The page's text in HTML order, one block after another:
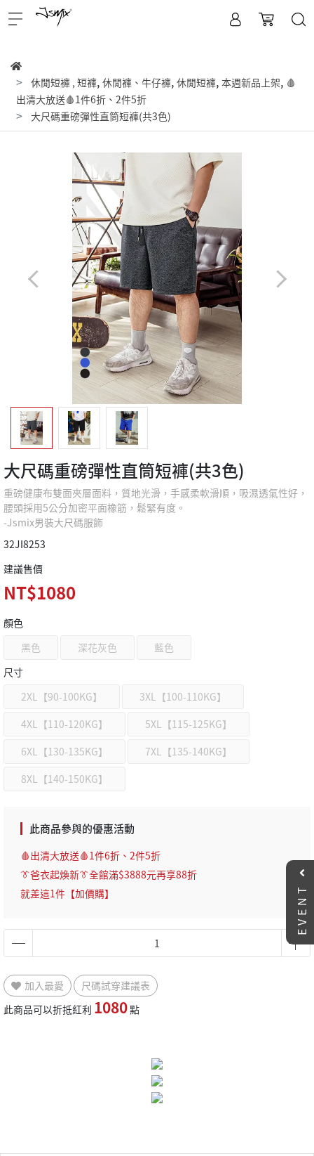
休閒短褲 , 短褲, 休閒褲、牛仔褲, 休閒短褲, 本週新品上架, 🩸
出清大放送🩸1件6折、2件5折
大尺碼重磅彈性直筒短褲(共3色)
大尺碼重磅彈性直筒短褲(共3色)
重磅健康布雙面夾層面料，質地光滑，手感柔軟滑順，吸濕透氣性好，
腰頭採用5公分加密平面橡筋，鬆緊有度。
-Jsmix男裝大尺碼服飾
32JI8253
建議售價
NT$1080
顏色
黑色
深花灰色
藍色
尺寸
2XL【90-100KG】
3XL【100-110KG】
4XL【110-120KG】
5XL【115-125KG】
6XL【130-135KG】
7XL【135-140KG】
8XL【140-150KG】
此商品參與的優惠活動
🩸出清大放送🩸1件6折、2件5折
👔爸衣起煥新👔全館滿$3888元再享88折
就差這1件【加價購】
加入最愛
尺碼試穿建議表
此商品可以折抵紅利 1080點
EVENT